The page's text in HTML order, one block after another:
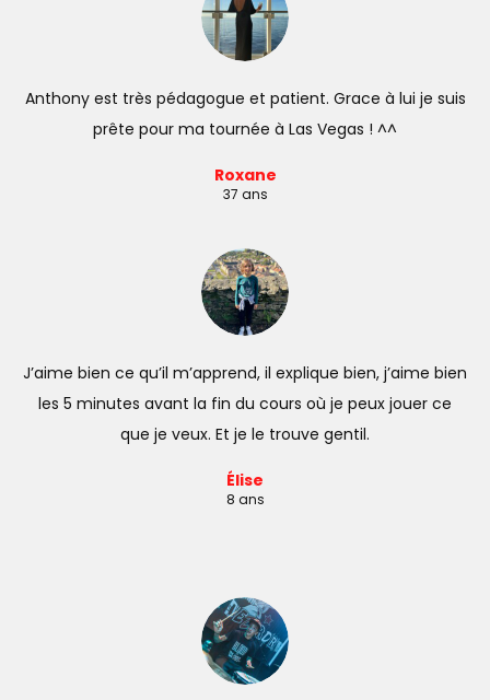
Anthony est très pédagogue et patient. Grace à lui je suis
prête pour ma tournée à Las Vegas ! ^^
Roxane
37 ans
J’aime bien ce qu’il m’apprend, il explique bien, j’aime bien
les 5 minutes avant la fin du cours où je peux jouer ce
que je veux. Et je le trouve gentil.
Élise
8 ans